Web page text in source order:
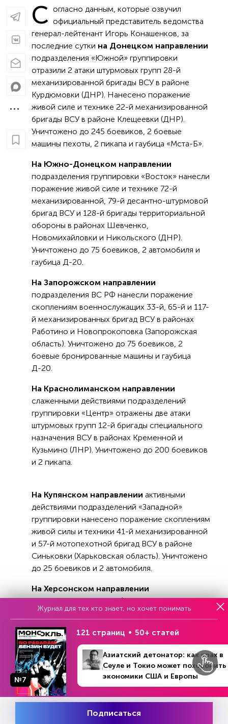
С огласно данным, которые озвучил
официальный представитель ведомства
генерал-лейтенант Игорь Конашенков, за
последние сутки на Донецком направлении
подразделения «Южной» группировки
отразили 2 атаки штурмовых групп 28-й
механизированной бригады ВСУ в районе
Курдюмовки (ДНР). Нанесено поражение
живой силе и технике 22-й механизированной
бригады ВСУ в районе Клещеевки (ДНР).
Уничтожено до 245 боевиков, 2 боевые
машины пехоты, 2 пикапа и гаубица «Мста-Б».
На Южно-Донецком направлении
подразделения группировки «Восток» нанесли
поражение живой силе и технике 72-й
механизированной, 79-й десантно-штурмовой
бригад ВСУ и 128-й бригады территориальной
обороны в районах Шевченко,
Новомихайловки и Никольского (ДНР).
Уничтожено до 75 боевиков, 2 автомобиля и
гаубица Д-20.
На Запорожском направлении
подразделения ВС РФ нанесли поражение
скоплениям военнослужащих 33-й, 65-й и 117-
й механизированных бригад ВСУ в районах
Работино и Новопрокоповка (Запорожская
область). Уничтожено до 75 боевиков, 2
боевые бронированные машины и гаубица
Д-20.
На Краснолиманском направлении
слаженными действиями подразделений
группировки «Центр» отражены две атаки
штурмовых групп 12-й бригады специального
назначения ВСУ в районах Кременной и
Кузьмино (ЛНР). Уничтожено до 200 боевиков
и 2 пикапа.
На Купянском направлении активными
действиями подразделений «Западной»
группировки нанесено поражение скоплениям
живой силы и техники 41-й механизированной
и 57-й мотопехотной бригад ВСУ в районе
Синьковки (Харьковская область). Уничтожено
до 25 боевиков и 2 автомобиля.
На Херсонском направлении
подразделениями ВС РФ нанесено поражение
скоплениям живой силы и техники 35-й и 36-й
бригад морской пехоты. Уничтожено до 50
боевиков, 2 автомобиля, 2 гаубицы «Мста-Б» и
орудие Д-20.
Оперативно-тактической и армейской
авиацией, БПЛА, ракетными войсками и
артиллерией ВС РФ нанесено поражение
Журнал для тех кто знает, но хочет понимать
№7
121 страниц 50+ статей
Азиатский детонатор: как крах в
Сеуле и Токио может похоронить
экономики США и Европы
Подписаться